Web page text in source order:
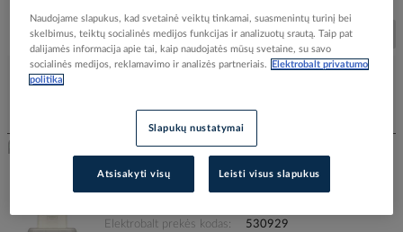
Žiūrėti informaciją
360 laipsnių baltas LUXA 103 S360-100-12 DE-UP
Elektrobalt prekės kodas
530929
Naudojame slapukus, kad svetainė veiktų tinkamai, suasmenintų turinį bei
skelbimus, teiktų socialinės medijos funkcijas ir analizuotų srautą. Taip pat
dalijamės informacija apie tai, kaip naudojatės mūsų svetaine, su savo
socialinės medijos, reklamavimo ir analizės partneriais.
Elektrobalt privatumo
politika
Slapukų nustatymai
Atsisakyti visų Leisti visus slapukus